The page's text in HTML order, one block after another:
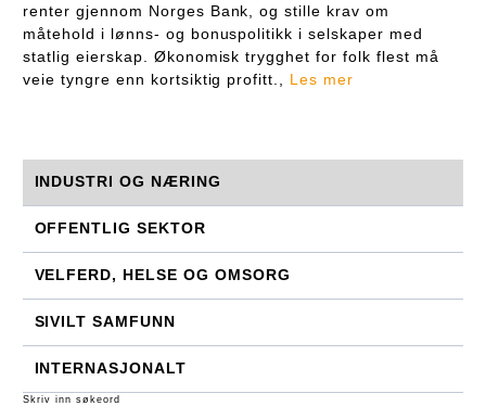
renter gjennom Norges Bank, og stille krav om
måtehold i lønns- og bonuspolitikk i selskaper med
statlig eierskap. Økonomisk trygghet for folk flest må
veie tyngre enn kortsiktig profitt., Les mer
INDUSTRI OG NÆRING
OFFENTLIG SEKTOR
VELFERD, HELSE OG OMSORG
SIVILT SAMFUNN
INTERNASJONALT
Skriv inn søkeord